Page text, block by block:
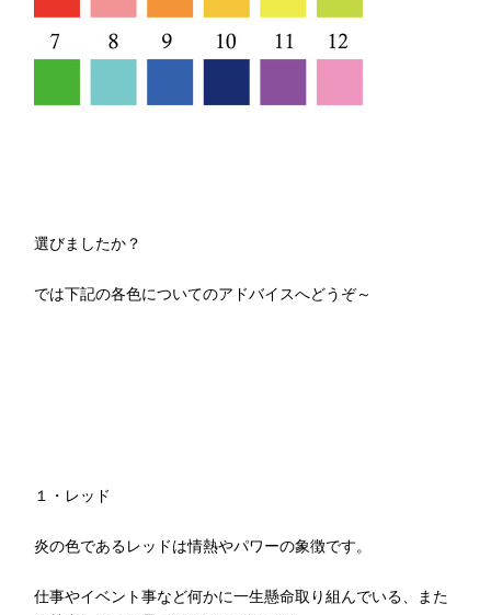
選びましたか？
では下記の各色についてのアドバイスへどうぞ～
１・レッド
炎の色であるレッドは情熱やパワーの象徴です。
仕事やイベント事など何かに一生懸命取り組んでいる、また